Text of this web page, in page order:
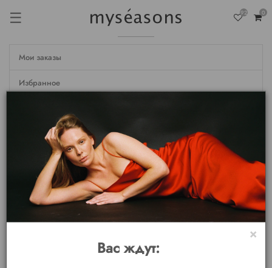
☰ 92 0
Мои заказы
Избранное
Личные данные
Мои бонусы
Выход
×
Вас ждут: